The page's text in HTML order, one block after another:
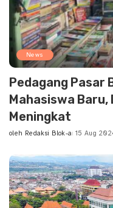
News
Pedagang Pasar
Mahasiswa
Meningkat
Posted
oleh Redaksi Blok-a 15 Aug